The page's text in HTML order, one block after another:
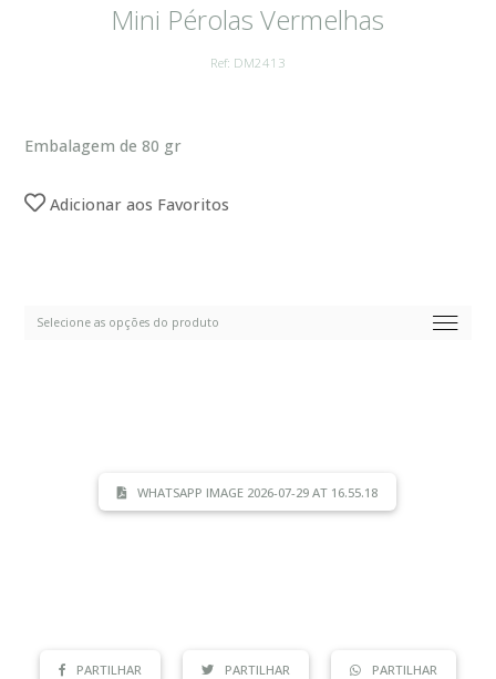
Mini Pérolas Vermelhas
Ref: DM2413
Embalagem de 80 gr
Adicionar aos Favoritos
WHATSAPP IMAGE 2026-07-29 AT 16.55.18
PARTILHAR PARTILHAR PARTILHAR